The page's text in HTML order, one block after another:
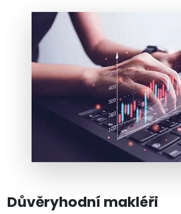
Důvěryhodní makléři